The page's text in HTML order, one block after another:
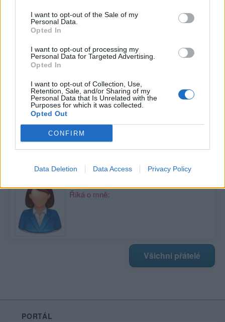
I want to opt-out of the Sale of my
Personal Data.
Opted In
I want to opt-out of processing my
Personal Data for Targeted Advertising.
Opted In
I want to opt-out of Collection, Use,
Retention, Sale, and/or Sharing of my
Personal Data that Is Unrelated with the
Purposes for which it was collected.
Opted Out
CONFIRM
Data Deletion Data Access Privacy Policy
Historie,Informace pro uživatele
Poslední 3 příspěvky na mé zdi
Nemá žádné příspěvky
Moji nejnovější přátelé
Říká o mně:
Všichni přátelé
PORTÁL